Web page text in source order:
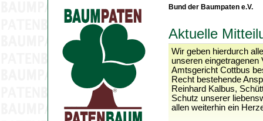
Bund der Baumpaten e.V.
Aktuelle
Wir geben hierdurch
unseren
Amtsgericht Cottbus
Recht bestehende
Reinhard Kalbus,
Schutz unserer
allen weiterhin ein